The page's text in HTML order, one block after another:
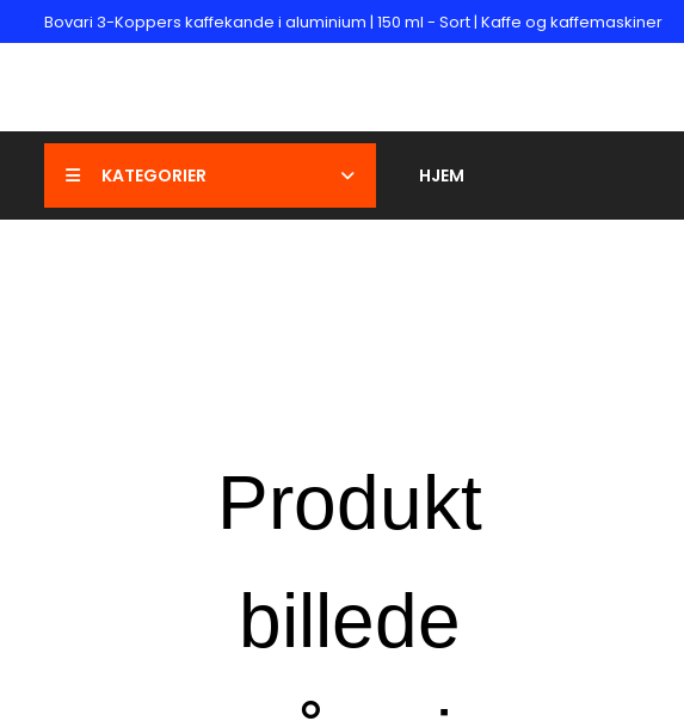
Bovari 3-Koppers kaffekande i aluminium | 150 ml - Sort | Kaffe og kaffemaskiner
KATEGORIER HJEM